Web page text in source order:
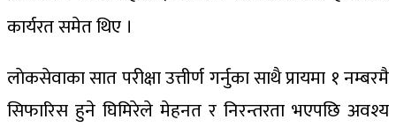
कार्यरत समेत थिए ।
लाेकसेवाका सात परीक्षा उत्तीर्ण गर्नुका साथै प्रायमा १ नम्बरमै
सिफारिस हुने घिमिरेले मेहनत र निरन्तरता भएपछि अवश्य